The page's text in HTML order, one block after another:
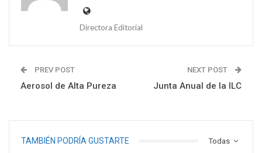
Directora Editorial
PREV POST
Aerosol de Alta Pureza
NEXT POST
Junta Anual de la ILC
Todas
TAMBIÉN PODRÍA GUSTARTE